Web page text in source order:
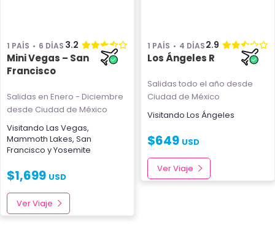
1 PAÍS 6 DÍAS 3.2
Mini Vegas – San
Francisco
Salidas en Enero - Diciembre
desde Ciudad de México
Visitando Las Vegas,
Mammoth Lakes, San
Francisco yYosemite
$1,699 USD
Ver Viaje
1 PAÍS 4 DÍAS2.9
Los Ángeles R
Salidas todo el año desde
Ciudad de México
Visitando Los Ángeles
$649 USD
Ver Viaje